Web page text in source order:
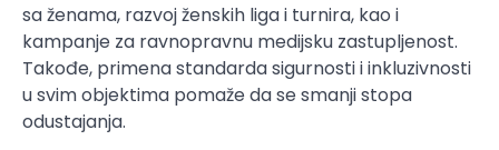
sa ženama, razvoj ženskih liga i turnira, kao i
kampanje za ravnopravnu medijsku zastupljenost.
Takođe, primena standarda sigurnosti i inkluzivnosti
u svim objektima pomaže da se smanji stopa
odustajanja.